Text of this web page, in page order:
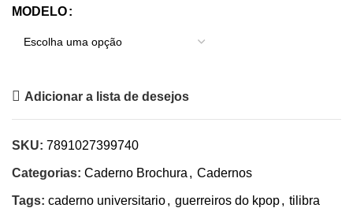
MODELO
Adicionar a lista de desejos
SKU: 7891027399740
Categorias: Caderno Brochura , Cadernos
Tags: caderno universitario, guerreiros do kpop, tilibra